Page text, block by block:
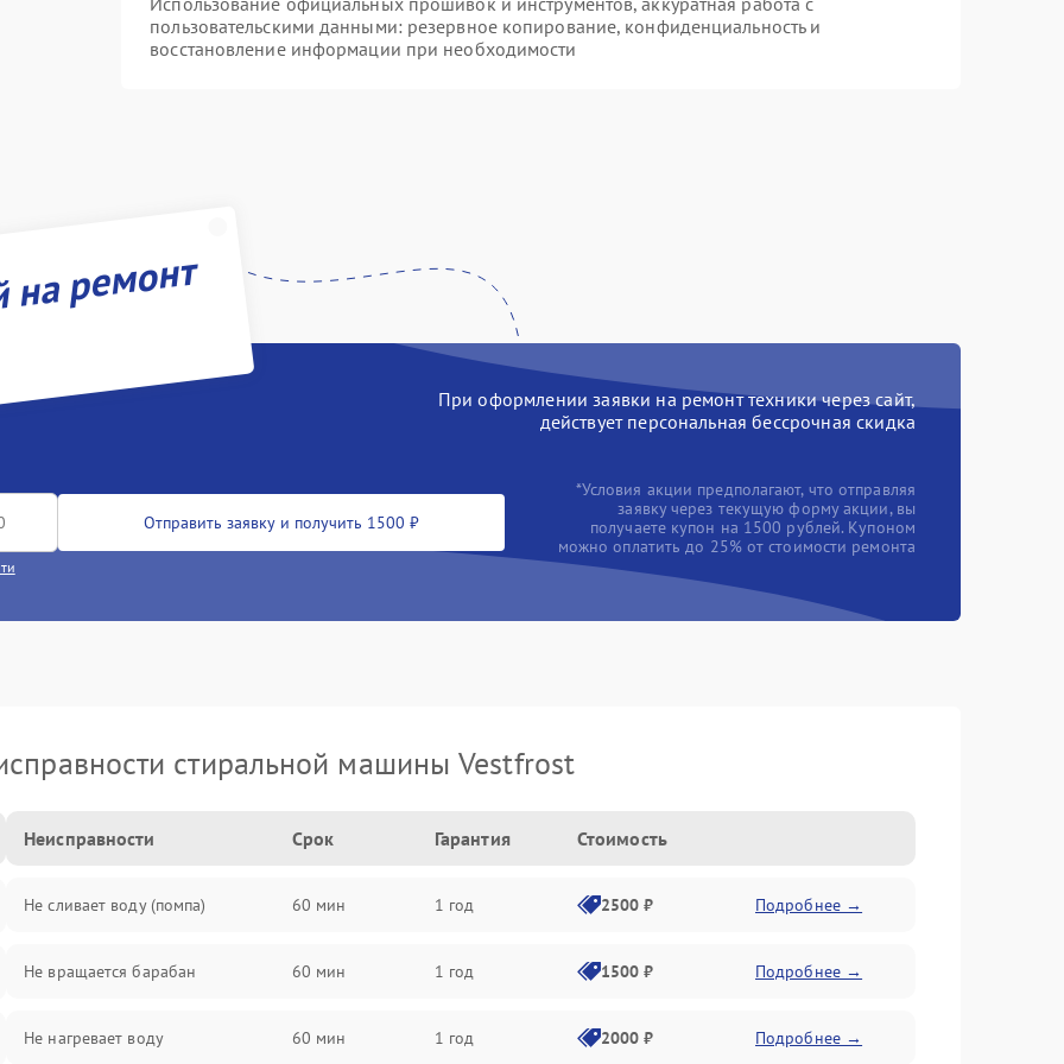
пользовательскими данными: резервное копирование, конфиденциальность и
восстановление информации при необходимости
ремонт
При оформлении заявки на ремонт техники через сайт,
действует персональная бессрочная скидка
Отправить заявку и получить 1500 ₽
*Условия акции предполагают, что отправляя
заявку через текущую форму акции, вы
получаете купон на 1500 рублей. Купоном
можно оплатить до 25% от стоимости ремонта
стиральной машины Vestfrost
Неисправности Срок Гарантия Стоимость
Не сливает воду (помпа) 60 мин 1 год 2500 ₽ Подробнее →
Не вращается барабан 60 мин 1 год 1500 ₽ Подробнее →
Не нагревает воду 60 мин 1 год 2000 ₽ Подробнее →